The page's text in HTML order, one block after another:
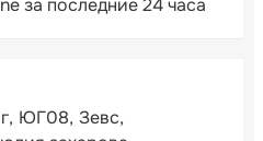
за последние 24 часа
ЮГ08 Зевс